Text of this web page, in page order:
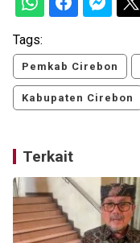
Tags:
Pemkab Cirebon
Kabupaten Cirebon
Terkait